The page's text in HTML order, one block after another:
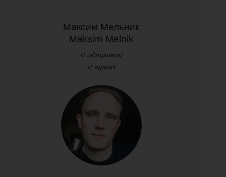
Максим Мельник
Maksim Melnik
IT підтримка/
IT support